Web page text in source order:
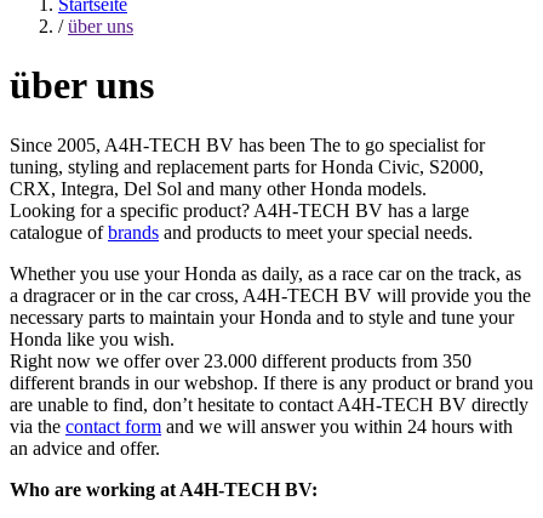
Startseite
/ über uns
über uns
Since 2005, A4H-TECH BV has been The to go specialist for
tuning, styling and replacement parts for Honda Civic, S2000,
CRX, Integra, Del Sol and many other Honda models.
Looking for a specific product? A4H-TECH BV has a large
catalogue ofbrands and products to meet your special needs.
Whether you use your Honda as daily, as a race car on the track, as
a dragracer or in the car cross, A4H-TECH BV will provide you the
necessary parts to maintain your Honda and to style and tune your
Honda like you wish.
Right now we offer over 23.000 different products from 350
different brands in our webshop. If there is any product or brand you
are unable to find, don’t hesitate to contact A4H-TECH BV directly
via the contact form and we will answer you within 24 hours with
an advice and offer.
Who are working at A4H-TECH BV: